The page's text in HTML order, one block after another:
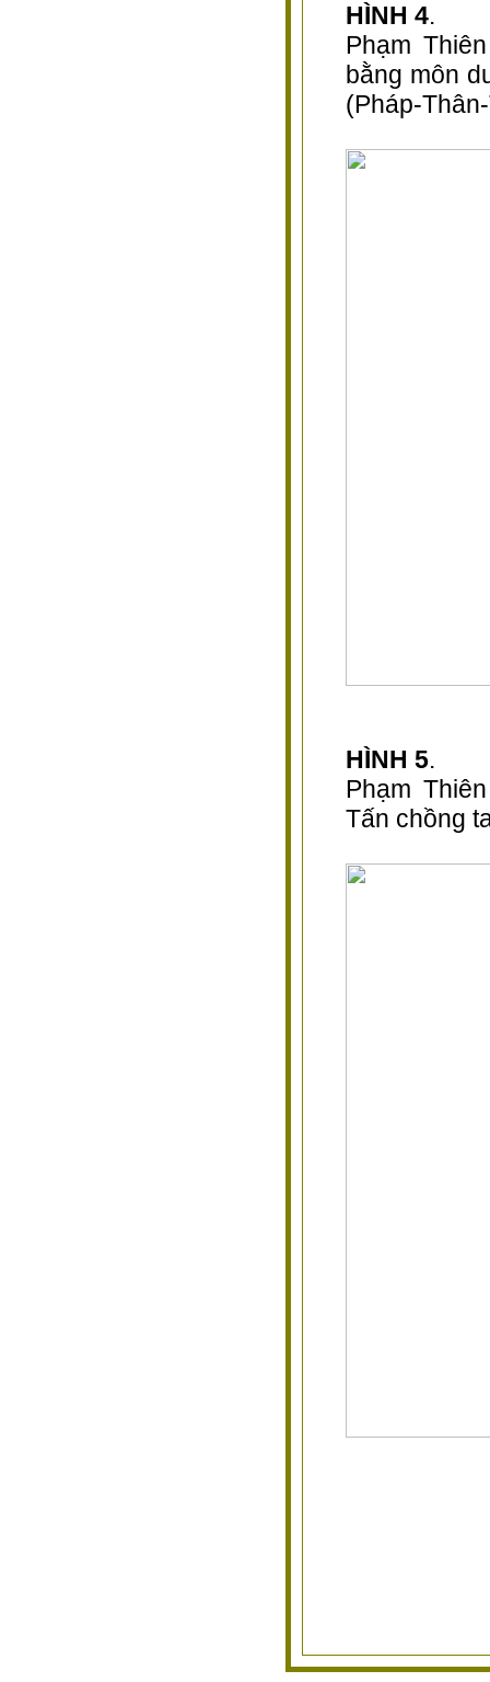
HÌNH 4.
Phạm
bằng môn
(Pháp-
HÌNH 5.
Phạm
Tấn chồng